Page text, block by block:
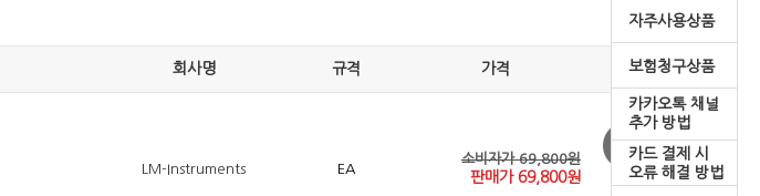
자주사용상품
보험청구상품
카카오톡 채널
추가 방법
카드 결제 시
오류 해결 방법
회사명 규격 가격
LM-Instruments EA
소비자가 69,800원
판매가 69,800원